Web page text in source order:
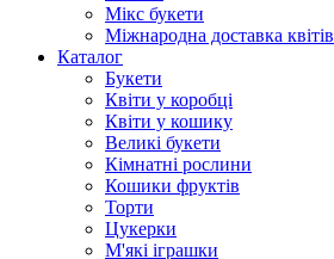
Мікс букети
Міжнародна доставка квітів
Каталог
Букети
Квіти у коробці
Квіти у кошику
Великі букети
Кімнатні рослини
Кошики фруктів
Торти
Цукерки
М'які іграшки